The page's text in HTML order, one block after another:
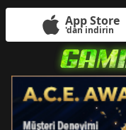
App Store
'dan indirin